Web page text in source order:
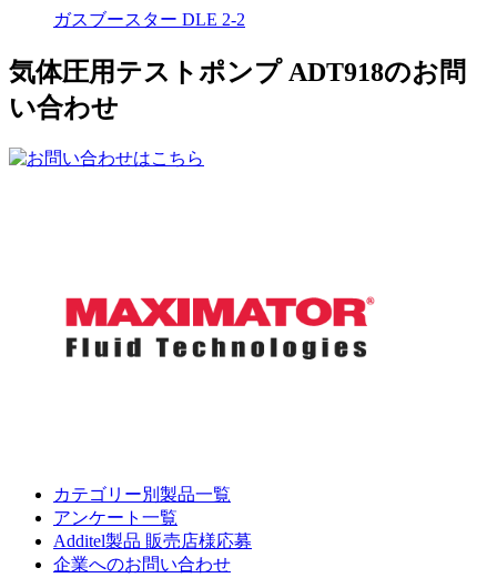
ガスブースター DLE 2-2
気体圧用テストポンプ ADT918のお問
い合わせ
カテゴリー別製品一覧
アンケート一覧
Additel製品 販売店様応募
企業へのお問い合わせ